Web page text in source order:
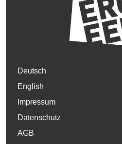
Deutsch
English
Impressum
Datenschutz
AGB